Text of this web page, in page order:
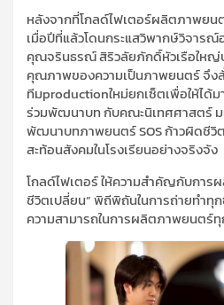
หลังจากที่โกลด์ไฟเตอร์ผลิตภาพยน
เมื่อปีที่แล้วโดนกระแสวิพากษ์วิจาร
คุณจรินธรณ์ สิริวลัยภักดิ์หัวเรือใหญ่
คุณภาพของความเป็นภาพยนตร์ จึง
ทีมproductionใหม่ยกเซ็ตเพื่อให้ได้
ร่วมพัฒนาบท กับคณะนิเทศศาสตร์ ม
พัฒนาบทภาพยนตร์ SOS ก้าวผิดชีวิ
สะท้อนสังคมในโรงเรียนอย่างจริงจัง
โกลด์ไฟเตอร์ ให้ความสำคัญกับการ
ชีวิตเปลี่ยน” พิถีพิถันในการถ่ายทำทุ
ความสามารถในการผลิตภาพยนตร์